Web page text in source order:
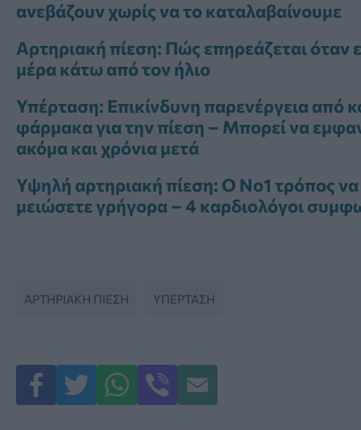
ανεβάζουν χωρίς να το καταλαβαίνουμε
Αρτηριακή πίεση: Πώς επηρεάζεται όταν
μέρα κάτω από τον ήλιο
Υπέρταση: Επικίνδυνη παρενέργεια από
φάρμακα για την πίεση – Μπορεί να
ακόμα και χρόνια μετά
Υψηλή αρτηριακή πίεση: Ο Νο1 τρόπος να
μειώσετε γρήγορα – 4 καρδιολόγοι
ΑΡΤΗΡΙΑΚΉ ΠΊΕΣΗ ΥΠΈΡΤΑΣΗ